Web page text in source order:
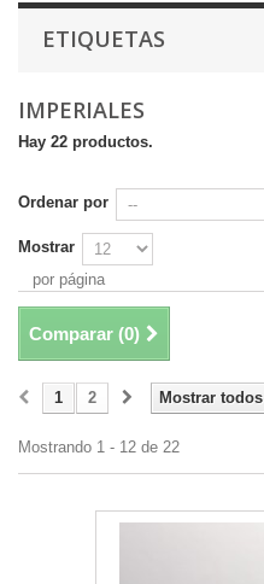
ETIQUETAS
IMPERIALES
Hay 22 productos.
Ordenar por
Mostrar
por página
Comparar (0)
Mostrar todos
1 2
Mostrando 1 - 12 de 22